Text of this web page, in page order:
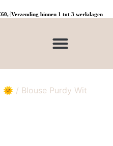
Verzending binnen 1 tot 3 werkdagen
🌞 / Blouse Purdy Wit